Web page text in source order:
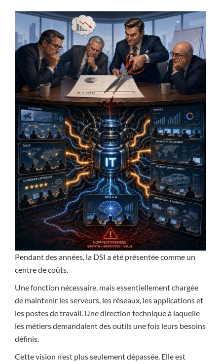
Pendant des années, la DSI a été présentée comme un
centre de coûts.
Une fonction nécessaire, mais essentiellement chargée
de maintenir les serveurs, les réseaux, les applications et
les postes de travail. Une direction technique à laquelle
les métiers demandaient des outils une fois leurs besoins
définis.
Cette vision n’est plus seulement dépassée. Elle est